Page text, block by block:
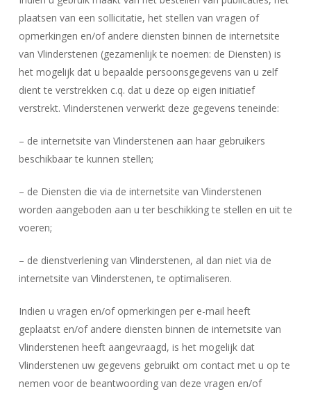
plaatsen van een sollicitatie, het stellen van vragen of
opmerkingen en/of andere diensten binnen de internetsite
van Vlinderstenen (gezamenlijk te noemen: de Diensten) is
het mogelijk dat u bepaalde persoonsgegevens van u zelf
dient te verstrekken c.q. dat u deze op eigen initiatief
verstrekt. Vlinderstenen verwerkt deze gegevens teneinde:
– de internetsite van Vlinderstenen aan haar gebruikers
beschikbaar te kunnen stellen;
– de Diensten die via de internetsite van Vlinderstenen
worden aangeboden aan u ter beschikking te stellen en uit te
voeren;
– de dienstverlening van Vlinderstenen, al dan niet via de
internetsite van Vlinderstenen, te optimaliseren.
Indien u vragen en/of opmerkingen per e-mail heeft
geplaatst en/of andere diensten binnen de internetsite van
Vlinderstenen heeft aangevraagd, is het mogelijk dat
Vlinderstenen uw gegevens gebruikt om contact met u op te
nemen voor de beantwoording van deze vragen en/of